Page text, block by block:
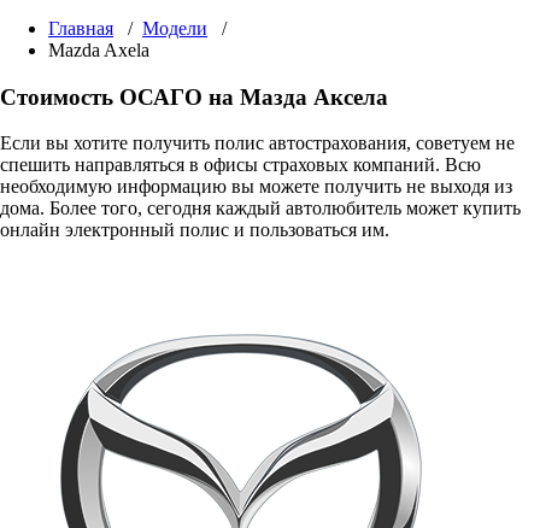
Главная / Модели /
Mazda Axela
Стоимость ОСАГО на Мазда Аксела
Если вы хотите получить полис автострахования, советуем не
спешить направляться в офисы страховых компаний. Всю
необходимую информацию вы можете получить не выходя из
дома. Более того, сегодня каждый автолюбитель может купить
онлайн электронный полис и пользоваться им.